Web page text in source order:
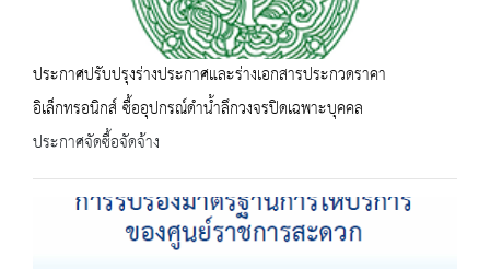
ประกาศปรับปรุงร่างประกาศและร่างเอกสารประกวดราคา
อิเล็กทรอนิกส์ ซื้ออุปกรณ์ดำน้ำลึกวงจรปิดเฉพาะบุคคล
ประกาศจัดซื้อจัดจ้าง